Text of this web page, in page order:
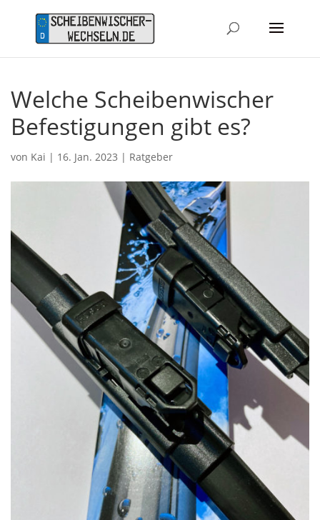
Welche Scheibenwischer
Befestigungen gibt es?
von Kai | 16. Jan. 2023 | Ratgeber